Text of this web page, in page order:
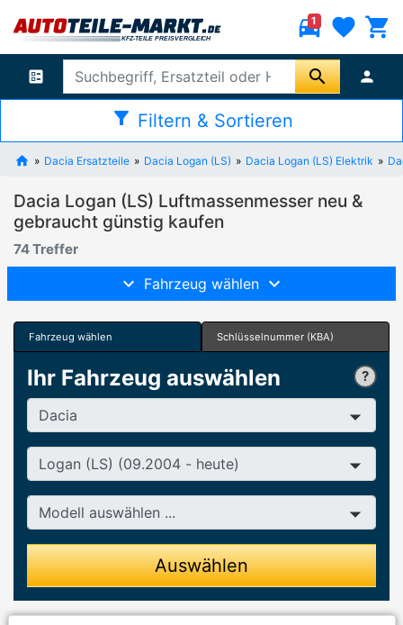
directions_car
1 favorite shopping_cart
ballot search person
filter_alt Filtern & Sortieren
Dacia Ersatzteile Dacia Logan (LS) Dacia Logan (LS) Elektrik
Dacia Logan (LS) Luftmassenmesser neu &
gebraucht günstig kaufen
74 Treffer
Fahrzeug wählen
Fahrzeug wählen Schlüsselnummer (KBA)
Ihr Fahrzeug auswählen
Hersteller
Baureihe
Modell
Auswählen